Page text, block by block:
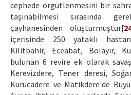
cephede örgütlenmesini bir
taşınabilmesi sırasında
çayhanesinden oluşturmuştur[
içerisinde 250 yataklı
Kilitbahir, Eceabat, Bolayır,
bulunan 6 revire ek olarak
Kerevizdere, Tener deresi,
Kurucadere ve Matikdere'de